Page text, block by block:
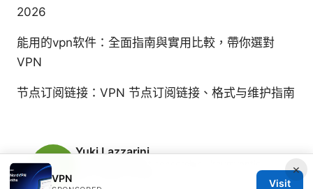
2026
能用的vpn软件：全面指南與實用比較，帶你選對
VPN
节点订阅链接：VPN 节点订阅链接、格式与维护指南
Yuki Lazzarini
×
VPN Visit